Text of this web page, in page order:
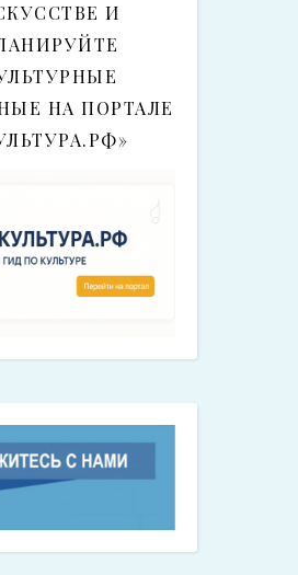
И
НА ПОРТАЛЕ